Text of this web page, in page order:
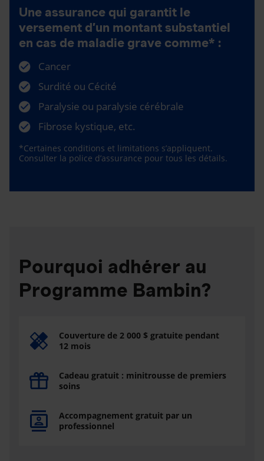
Une assurance qui garantit le
versement d’un montant substantiel
en cas de maladie grave comme* :
Cancer
Surdité ou Cécité
Paralysie ou paralysie cérébrale
Fibrose kystique, etc.
*Certaines conditions et limitations s’appliquent.
Consulter la police d’assurance pour tous les détails.
Pourquoi adhérer au
Programme Bambin?
Couverture de 2 000 $ gratuite pendant
12 mois
Cadeau gratuit : minitrousse de premiers
soins
Accompagnement gratuit par un
professionnel